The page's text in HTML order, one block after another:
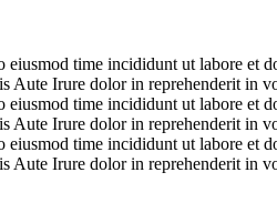
time incididunt ut labore et
Aute Irure dolor in reprehenderit in
time incididunt ut labore et
Aute Irure dolor in reprehenderit in
time incididunt ut labore et
Aute Irure dolor in reprehenderit in